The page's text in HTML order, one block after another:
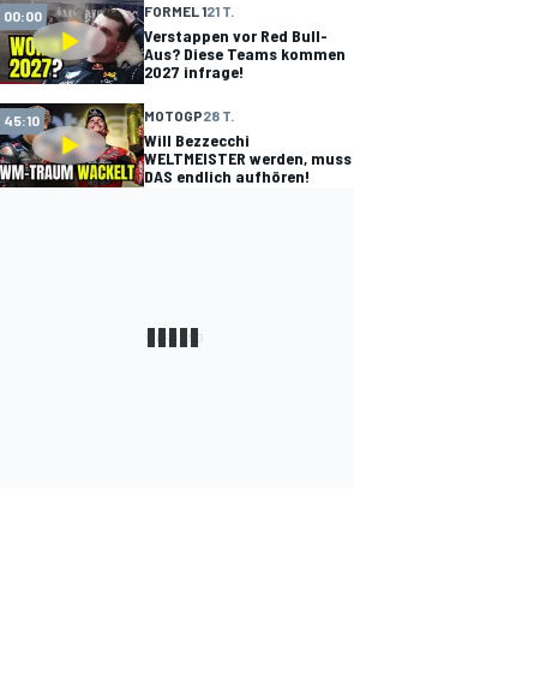
00:00 FORMEL 121 T.
Verstappen vor Red Bull-
Aus? Diese Teams kommen
2027 infrage!
45:10 MOTOGP28 T.
Will Bezzecchi
WELTMEISTER werden, muss
DAS endlich aufhören!